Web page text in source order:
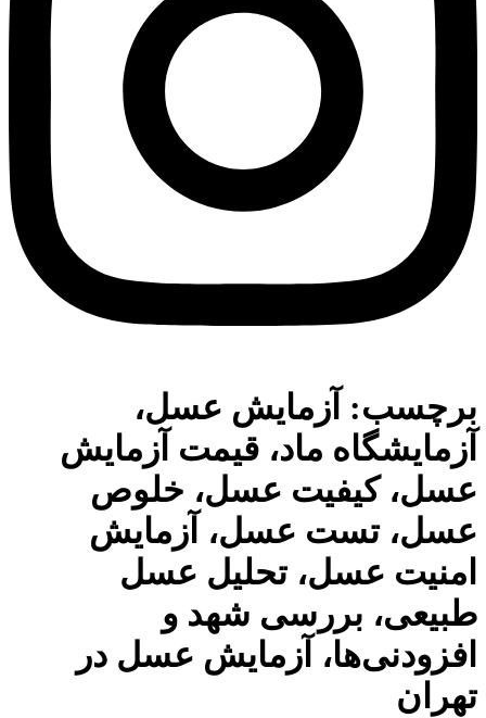
برچسب: آزمایش عسل،
آزمایشگاه ماد، قیمت آزمایش
عسل، کیفیت عسل، خلوص
عسل، تست عسل، آزمایش
امنیت عسل، تحلیل عسل
طبیعی، بررسی شهد و
افزودنی‌ها، آزمایش عسل در
تهران